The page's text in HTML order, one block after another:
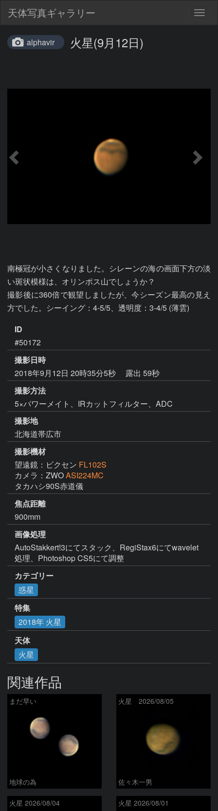
天体写真ギャラリー
alphavir 火星(9月12日)
南極冠が小さくなりました。シレーンの海の画面下方の淡
い斑状模様は、オリンポス山でしょうか？
撮影後に360倍で観望しましたが、今シーズン最高の見え
方でした。シーイング：4-5/5、透明度：3-4/5 (薄雲)
ID
#50172
撮影日時
2018年9月12日 20時35分5秒
露出 59秒
撮影方法
5×パワーメイト、IRカットフィルター、ADC
撮影地
北海道帯広市
撮影機材
望遠鏡：ビクセン FL102S
カメラ：ZWOASI224MC
タカハシ90S赤道儀
焦点距離
900mm
画像処理
AutoStakkert!3にてスタック、RegiStax6にてwavelet
処理、Photoshop CS5にて調整
カテゴリー
惑星
特集
2018年 火星
天体
火星
関連作品
まだ早い
地球の為
火星 2026/08/05
佐々木一男
火星 2026/08/04 火星 2026/08/01